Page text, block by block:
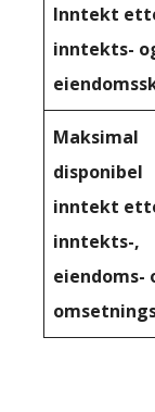
Inntekt
inntekts-
Maksimal
disponibel
inntekt
inntekts-,
eiendoms-